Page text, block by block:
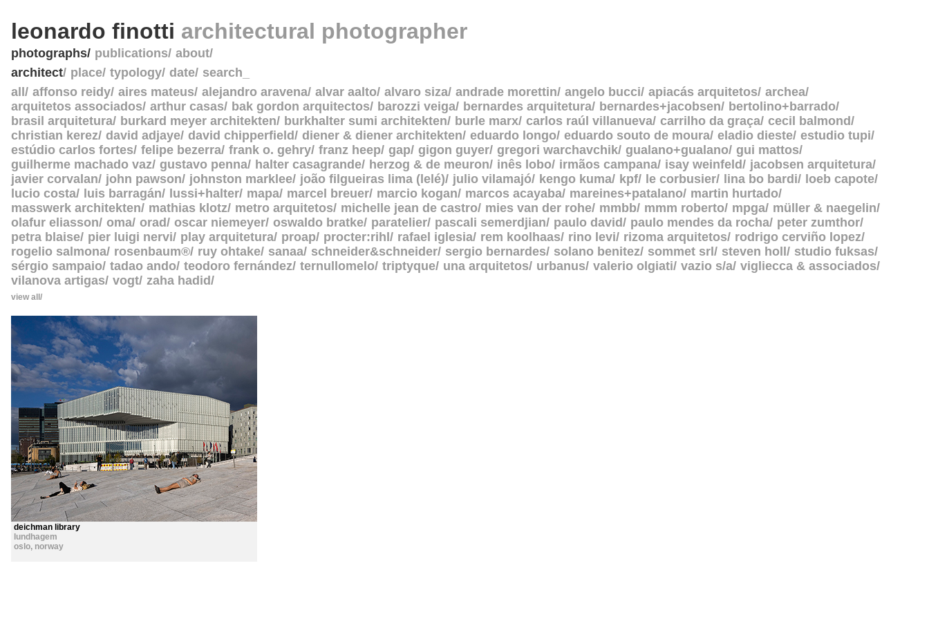
leonardo finotti architectural photographer
photographs publications about
architect place typology date search_
all
affonso reidy aires mateus alejandro aravena alvar aalto alvaro siza andrade morettin angelo bucci apiacás arquitetos archea
arquitetos associados arthur casas bak gordon arquitectos barozzi veiga bernardes arquitetura bernardes+jacobsen
bertolino+barrado
brasil arquitetura
burkard meyer architekten burkhalter sumi architekten burle marx carlos raúl villanueva carrilho da graça cecil balmond
christian kerez david adjaye david chipperfield diener & diener architekten eduardo longo eduardo souto de moura eladio dieste estudio tupi
estúdio carlos fortes felipe bezerra frank o. gehry franz heep gap gigon guyer gregori warchavchik gualano+gualano gui mattos
guilherme machado vaz gustavo penna halter casagrande herzog & de meuron inês lobo irmãos campana isay weinfeld
jacobsen arquitetura
javier corvalan
john pawson johnston marklee joão filgueiras lima (lelé) julio vilamajó kengo kuma kpf le corbusier lina bo bardi
loeb capote
lucio costa
luis barragán lussi+halter mapa marcel breuer marcio kogan marcos acayaba mareines+patalano martin hurtado
masswerk architekten
mathias klotz metro arquitetos michelle jean de castro mies van der rohe mmbb mmm roberto mpga müller & naegelin
olafur eliasson oma orad oscar niemeyer oswaldo bratke paratelier pascali semerdjian paulo david paulo mendes da rocha peter zumthor
petra blaise pier luigi nervi play arquitetura proap procter:rihl rafael iglesia rem koolhaas rino levi rizoma arquitetos
rodrigo cerviño lopez
rogelio salmona rosenbaum® ruy ohtake sanaa schneider&schneider sergio bernardes solano benitez sommet srl steven holl
studio fuksas
sérgio sampaio tadao ando teodoro fernández ternullomelo triptyque una arquitetos urbanus valerio olgiati vazio s/a vigliecca & associados
vilanova artigas vogt zaha hadid
view all
deichman library
lundhagem
oslo, norway